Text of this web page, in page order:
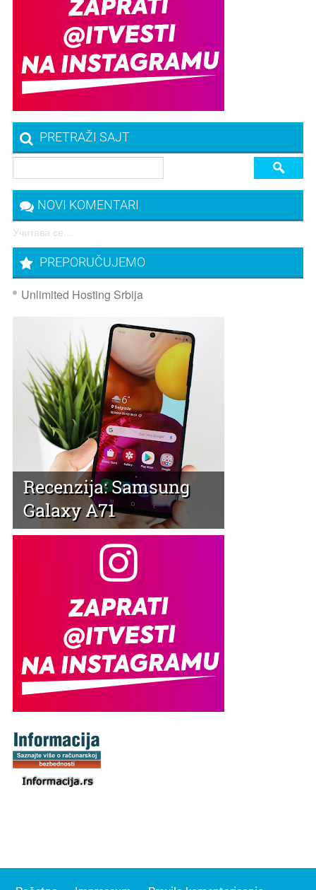
PRETRAŽI SAJT
NOVI KOMENTARI
Учитава се...
PREPORUČUJEMO
Unlimited Hosting Srbija
Recenzija: Samsung
Galaxy A71